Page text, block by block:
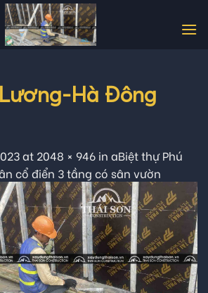
Lương-Hà Đông
at 2048 × 946 in aBiệt thự Phú
cổ điển 3 tầng có sân vườn